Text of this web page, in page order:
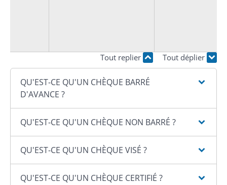
Tout replier Tout déplier
QU'EST-CE QU'UN CHÈQUE BARRÉ
D'AVANCE ?
QU'EST-CE QU'UN CHÈQUE NON BARRÉ ?
QU'EST-CE QU'UN CHÈQUE VISÉ ?
QU'EST-CE QU'UN CHÈQUE CERTIFIÉ ?